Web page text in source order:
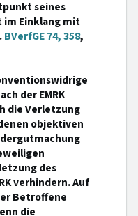
seines
Einklang mit
BVerfGE 74, 358,
der EMRK
die Verletzung
objektiven
des
verhindern. Auf
Betroffene
die